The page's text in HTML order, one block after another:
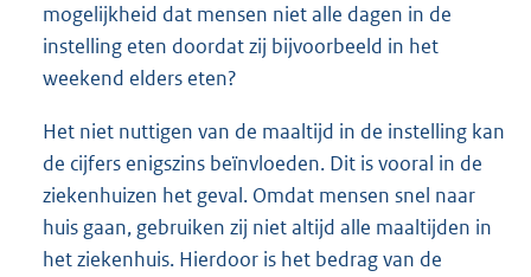
mogelijkheid dat mensen niet alle dagen in de
instelling eten doordat zij bijvoorbeeld in het
weekend elders eten?
Het niet nuttigen van de maaltijd in de instelling kan
de cijfers enigszins beïnvloeden. Dit is vooral in de
ziekenhuizen het geval. Omdat mensen snel naar
huis gaan, gebruiken zij niet altijd alle maaltijden in
het ziekenhuis. Hierdoor is het bedrag van de